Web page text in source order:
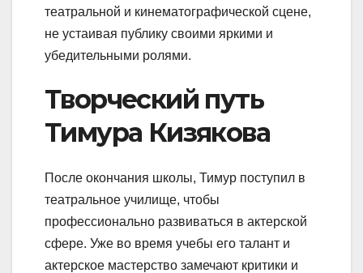
театральной и кинематографической сцене,
не устаивая публику своими яркими и
убедительными ролями.
Творческий путь
Тимура Кизякова
После окончания школы, Тимур поступил в
театральное училище, чтобы
профессионально развиваться в актерской
сфере. Уже во время учебы его талант и
актерское мастерство замечают критики и